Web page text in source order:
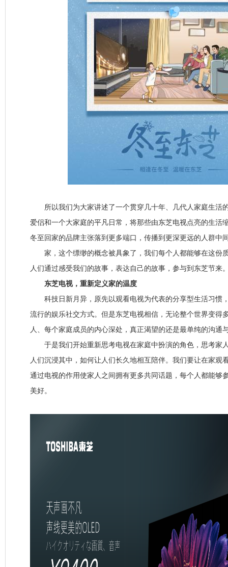
所以我们为大家讲述了一个贯穿几十年、几代人家庭生活
爱侣和一个大家庭的平凡日常，将那些由东芝电视点亮的生活
冬至回家的品牌主张落到更多端口，传播到更深更远的人群中
家，这个缥缈的概念被具象了，我们每个人都能够在这份
人们通过感受我们的故事，表达自己的故事，参与到东芝节来
东芝电视，重新定义家的温度
科技日新月异，原先以观看电视为代表的分享型生活习惯
流行的娱乐社交方式。但是东芝电视相信，无论整个世界变得
人、每个家庭成员的内心深处，真正渴望的还是最单纯的沟通
于是我们开始重新思考电视在家庭中扮演的角色，思考家
人们沉浸其中，如何让人们长久地相互陪伴。我们要让在家观
通过电视的作用使家人之间拥有更多共同话题，每个人都能够
美好。